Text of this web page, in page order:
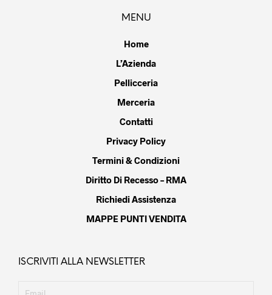
MENU
Home
L’Azienda
Pellicceria
Merceria
Contatti
Privacy Policy
Termini & Condizioni
Diritto Di Recesso – RMA
Richiedi Assistenza
MAPPE PUNTI VENDITA
ISCRIVITI ALLA NEWSLETTER